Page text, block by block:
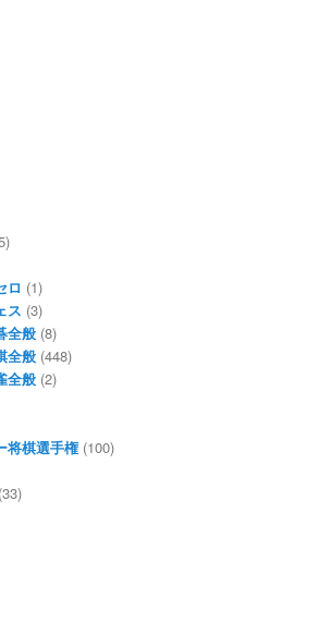
ロ (1)
ス (3)
全般 (8)
全般 (448)
全般 (2)
将棋選手権(100)
(33)